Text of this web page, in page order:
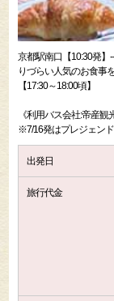
京都駅南口【10:30発
りづらい人気のお食事
【17:30～18:00頃】
《利用バス会社:帝産観
※7/16発はプレジェン
出発日
旅行代金